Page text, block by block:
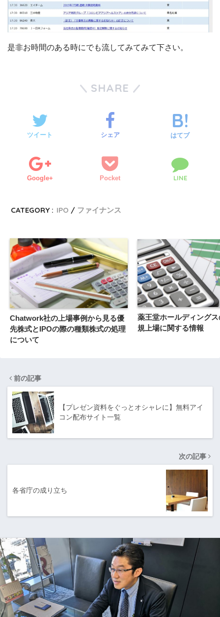
是非お時間のある時にでも流してみてみて下さい。
SHARE
ツイート シェア はてブ
Google+ Pocket LINE
CATEGORY : IPO ファイナンス
Chatwork社の上場事例から見る優
先株式とIPOの際の種類株式の処理
について
薬王堂ホールディング
規上場に関する情報
前の記事
【プレゼン資料をぐっとオシャレに】無料アイ
コン配布サイト一覧
次の記事
各省庁の成り立ち